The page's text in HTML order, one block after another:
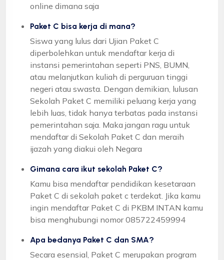
online dimana saja
Paket C bisa kerja di mana?
Siswa yang lulus dari Ujian Paket C
diperbolehkan untuk mendaftar kerja di
instansi pemerintahan seperti PNS, BUMN,
atau melanjutkan kuliah di perguruan tinggi
negeri atau swasta. Dengan demikian, lulusan
Sekolah Paket C memiliki peluang kerja yang
lebih luas, tidak hanya terbatas pada instansi
pemerintahan saja. Maka jangan ragu untuk
mendaftar di Sekolah Paket C dan meraih
ijazah yang diakui oleh Negara
Gimana cara ikut sekolah Paket C?
Kamu bisa mendaftar pendidikan kesetaraan
Paket C di sekolah paket c terdekat. Jika kamu
ingin mendaftar Paket C di PKBM INTAN kamu
bisa menghubungi nomor 085722459994
Apa bedanya Paket C dan SMA?
Secara esensial, Paket C merupakan program